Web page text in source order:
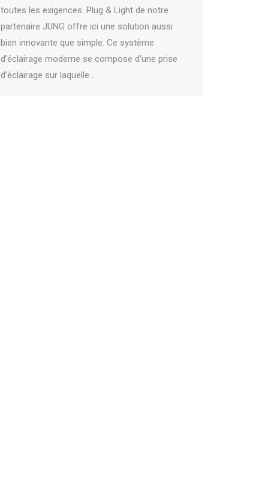
toutes les exigences. Plug & Light de notre
partenaire JUNG offre ici une solution aussi
bien innovante que simple. Ce système
d’éclairage moderne se compose d’une prise
d’éclairage sur laquelle…